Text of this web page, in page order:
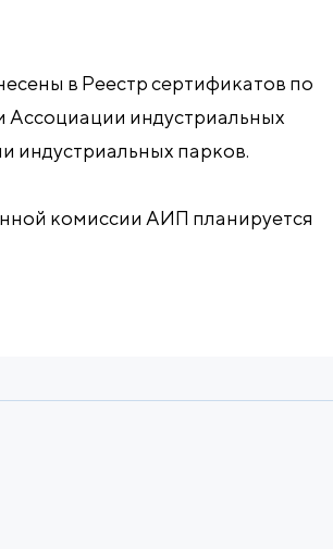
в Реестр сертификатов по
индустриальных
индустриальных парков.
комиссии АИП планируется